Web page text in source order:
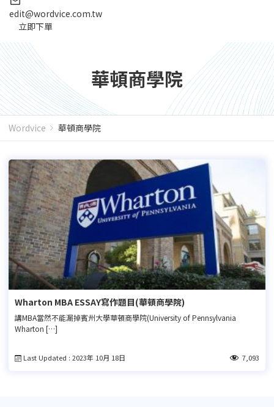
edit@wordvice.com.tw
立即下單
華頓商學院
Wordvice 華頓商學院
Wharton MBA ESSAY寫作題目(華頓商學院)
講MBA當然不能漏掉賓州大學華頓商學院(University of Pennsylvania
Wharton […]
Last Updated : 2023年 10月 18日 7,093